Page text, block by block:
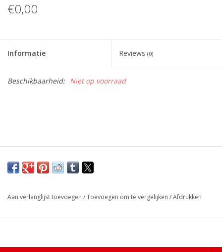
€0,00
Informatie Reviews (0)
Beschikbaarheid: Niet op voorraad
Aan verlanglijst toevoegen /Toevoegen om te vergelijken /Afdrukken